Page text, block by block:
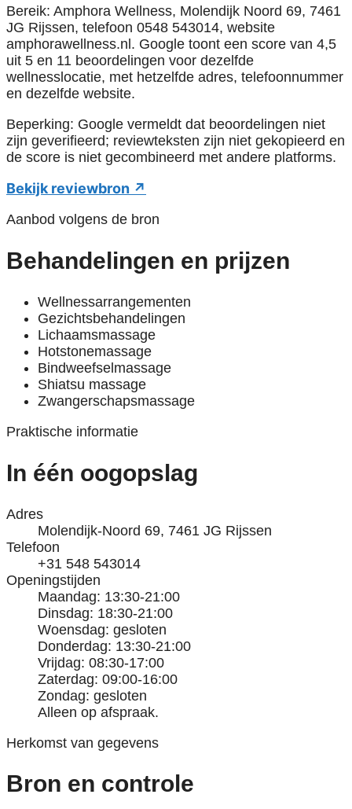
Bereik: Amphora Wellness, Molendijk Noord 69, 7461
JG Rijssen, telefoon 0548 543014, website
amphorawellness.nl. Google toont een score van 4,5
uit 5 en 11 beoordelingen voor dezelfde
wellnesslocatie, met hetzelfde adres, telefoonnummer
en dezelfde website.
Beperking: Google vermeldt dat beoordelingen niet
zijn geverifieerd; reviewteksten zijn niet gekopieerd en
de score is niet gecombineerd met andere platforms.
Bekijk reviewbron ↗
Aanbod volgens de bron
Behandelingen en prijzen
Wellnessarrangementen
Gezichtsbehandelingen
Lichaamsmassage
Hotstonemassage
Bindweefselmassage
Shiatsu massage
Zwangerschapsmassage
Praktische informatie
In één oogopslag
Adres
Molendijk-Noord 69, 7461 JG Rijssen
Telefoon
+31 548 543014
Openingstijden
Maandag: 13:30-21:00
Dinsdag: 18:30-21:00
Woensdag: gesloten
Donderdag: 13:30-21:00
Vrijdag: 08:30-17:00
Zaterdag: 09:00-16:00
Zondag: gesloten
Alleen op afspraak.
Herkomst van gegevens
Bron en controle